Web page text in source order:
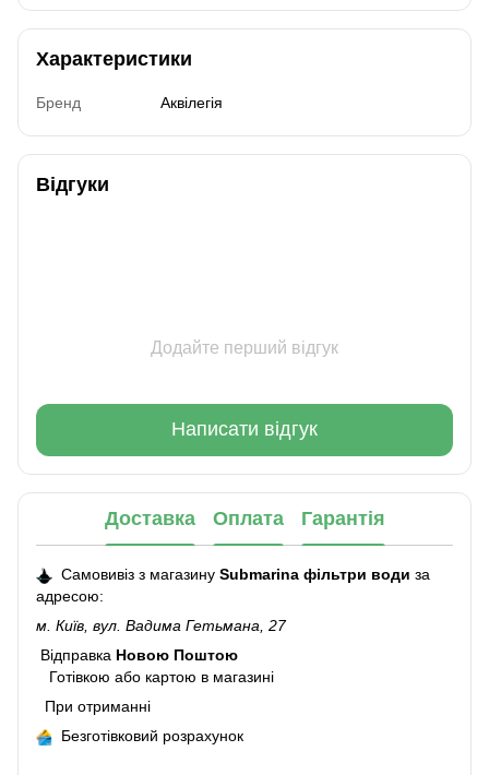
Характеристики
Бренд Аквілегія
Відгуки
Додайте перший відгук
Написати відгук
Доставка Оплата Гарантія
Самовивіз з магазину Submarina фільтри води за
адресою:
м. Київ, вул. Вадима Гетьмана, 27
Відправка Новою Поштою
Готівкою або картою в магазині
При отриманні
Безготівковий розрахунок